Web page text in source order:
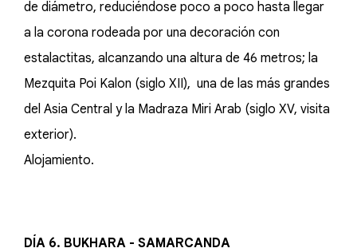
de diámetro, reduciéndose poco a poco hasta llegar
a la corona rodeada por una decoración con
estalactitas, alcanzando una altura de 46 metros; la
Mezquita Poi Kalon (siglo XII), una de las más grandes
del Asia Central y la Madraza Miri Arab (siglo XV, visita
exterior).
Alojamiento.
DÍA 6. BUKHARA - SAMARCANDA